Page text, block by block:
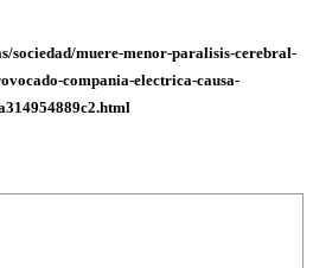
sociedad/muere-menor-paralisis-cerebral-
compania-electrica-causa-